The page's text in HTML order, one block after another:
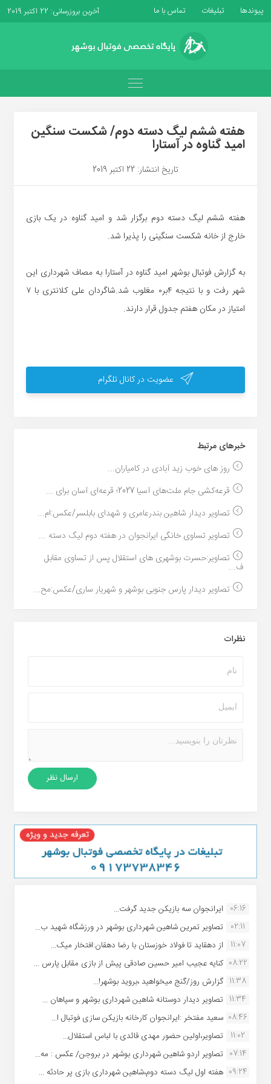
پیوندها تبلیغات تماس با ما آخرین بروزرسانی: 22 اکتبر 2019
هفته ششم لیگ دسته دوم/ شکست سنگین
امید گناوه در آستارا
تاریخ انتشار: 22 اکتبر 2019
هفته ششم لیگ دسته دوم برگزار شد و امید گناوه در یک بازی
خارج از خانه شکست سنگینی را پذیرا شد.
به گزارش فوتبال بوشهر امید گناوه در آستارا به مصاف شهرداری این
شهر رفت و با نتیجه ۴بر۰ مغلوب شد.شاگردان علی کلانتری با ۷
امتیاز در مکان هفتم جدول قرار دارند.
عضویت در کانال تلگرام
خبر‌های مرتبط
روز های خوب زید آبادی در کامیاران...
قرعه‌کشی جام ملت‌های آسیا 2027؛ قرعه‌ای آسان برای ...
تصاویر دیدار شاهین بندرعامری و شهدای بابلسر/عکس:ام...
تصاویر تساوی خانگی ایرانجوان در هفته دوم لیگ دسته ...
تصاویر:حسرت بوشهری های استقلال پس از تساوی مقابل
ف...
تصاویر دیدار پارس جنوبی بوشهر و شهریار ساری/عکس:مح...
نظرات
06:16 ایرانجوان سه بازیکن جدید گرفت...
02:11
تصاویر تمرین شاهین شهردارى بوشهر در ورزشگاه شهید ب...
11:07
از دهقاید تا فولاد خوزستان با رضا دهقان:افتخار میک...
08:22 کنایه عجیب امیر حسین صادقی پیش از بازی مقابل پارس ...
11:38 گزارش روز/گنج میخواهید ،بروید بوشهر!...
11:34 تصاویر دیدار دوستانه شاهین شهردارى بوشهر و سپاهان ...
08:46 سعید مفتخر :ایرانجوان کارخانه بازیکن سازی فوتبال ا...
11:02
تصاویر،اولین حضور مهدی قائدی با لباس استقلال...
07:14 تصاویر اردو شاهین شهرداری بوشهر در بروجن/ عکس : مه...
09:24 هفته اول لیگ دسته دوم،شاهین شهرداری بازی پر حادثه ...